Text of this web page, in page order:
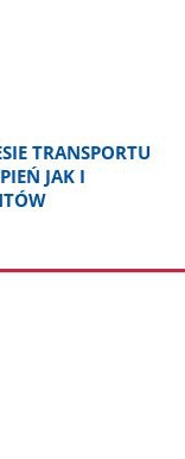
TRANSPORTU
JAK I